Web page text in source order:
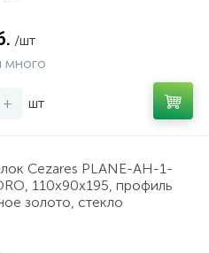
/шт
много
+ шт
Cezares PLANE-AH-1-
110х90х195, профиль
золото, стекло